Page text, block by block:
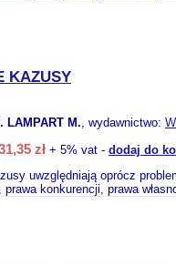
KAZUSY
LAMPART M., wydawnictwo:
zł + 5% vat - dodaj do
uwzględniają oprócz
konkurencji, prawa